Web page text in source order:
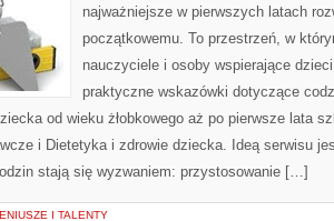
najważniejsze w pierwszych latach
początkowemu. To przestrzeń, w
nauczyciele i osoby wspierające
praktyczne wskazówki dotyczące
od wieku żłobkowego aż po pierwsze lata
i Dietetyka i zdrowie dziecka. Ideą serwisu
stają się wyzwaniem: przystosowanie […]
I TALENTY